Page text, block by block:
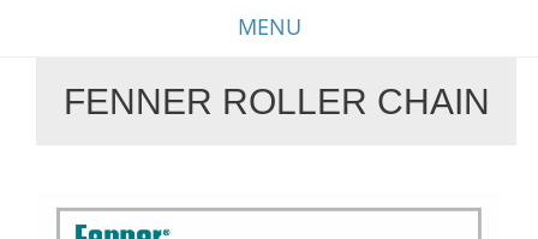
MENU
Skip
FENNER ROLLER CHAIN